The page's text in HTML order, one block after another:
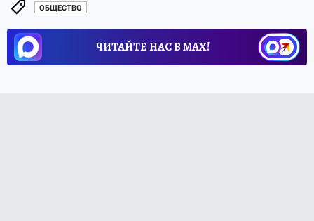
ОБЩЕСТВО
ЧИТАЙТЕ НАС В МАХ!